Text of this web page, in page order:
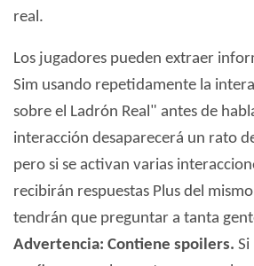
real.
Los jugadores pueden extraer
Sim usando repetidamente la
sobre el Ladrón Real" antes de
interacción desaparecerá un rato
pero si se activan varias
recibirán respuestas Plus del
tendrán que preguntar a tanta
Advertencia: Contiene spoilers. Si